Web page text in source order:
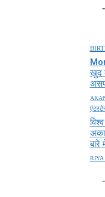
खुद
बारे
RIYA